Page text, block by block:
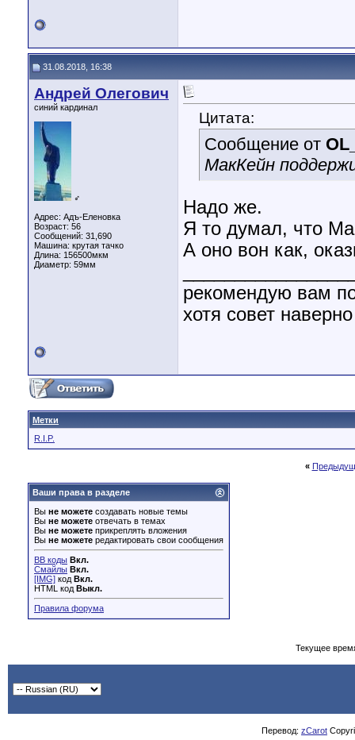
31.08.2018, 16:38
Андрей Олегович
синий кардинал
♂
Адрес: Адъ-Еленовка
Возраст: 56
Сообщений: 31,690
Машина: крутая тачко
Длина: 156500мкм
Диаметр: 59мм
Цитата:
Сообщение от
МакКейн
Надо же.
Я то думал, что
А оно вон как,
рекомендую вам
хотя совет
Метки
R.I.P.
«
Ваши права в разделе
Вы не можете создавать новые темы
Вы не можете отвечать в темах
Вы не можете прикреплять вложения
Вы не можете редактировать свои сообщения
BB коды Вкл.
Смайлы Вкл.
[IMG] код Вкл.
HTML код Выкл.
Правила форума
Текущее
Перевод: zCarot